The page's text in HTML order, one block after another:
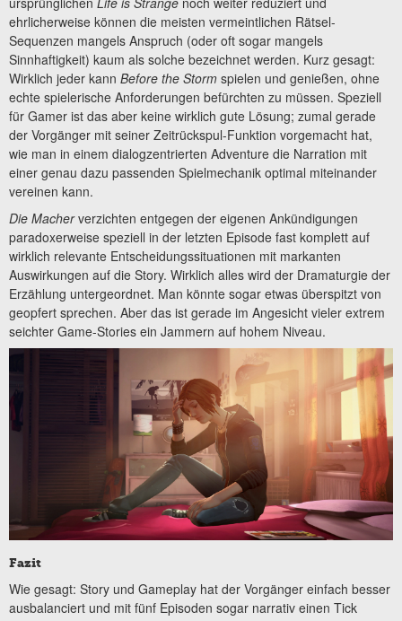
ehrlicherweise können die meisten vermeintlichen Rätsel-
Sequenzen mangels Anspruch (oder oft sogar mangels
Sinnhaftigkeit) kaum als solche bezeichnet werden. Kurz gesagt:
Wirklich jeder kann Before the Storm spielen und genießen, ohne
echte spielerische Anforderungen befürchten zu müssen. Speziell
für Gamer ist das aber keine wirklich gute Lösung; zumal gerade
der Vorgänger mit seiner Zeitrückspul-Funktion vorgemacht hat,
wie man in einem dialogzentrierten Adventure die Narration mit
einer genau dazu passenden Spielmechanik optimal miteinander
vereinen kann.
Die Macherverzichten entgegen der eigenen Ankündigungen
paradoxerweise speziell in der letzten Episode fast komplett auf
wirklich relevante Entscheidungssituationen mit markanten
Auswirkungen auf die Story. Wirklich alles wird der Dramaturgie der
Erzählung untergeordnet. Man könnte sogar etwas überspitzt von
geopfert sprechen. Aber das ist gerade im Angesicht vieler extrem
seichter Game-Stories ein Jammern auf hohem Niveau.
Fazit
Wie gesagt: Story und Gameplay hat der Vorgänger einfach besser
ausbalanciert und mit fünf Episoden sogar narrativ einen Tick